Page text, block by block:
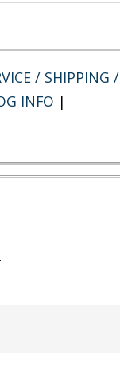
/ SHIPPING /
INFO |